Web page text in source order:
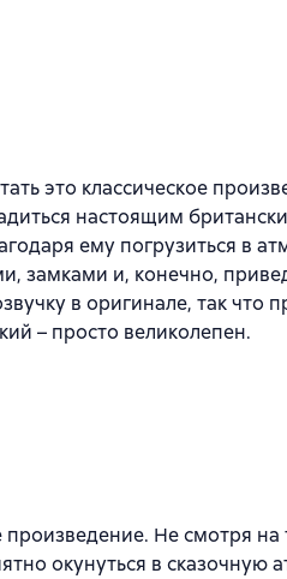
это классическое
настоящим
ему погрузиться в
замками и, конечно,
в оригинале, так что
– просто великолепен.
Не смотря на
окунуться в сказочную